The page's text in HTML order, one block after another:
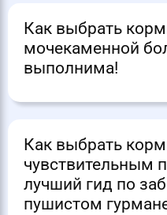
Как выбрать
мочекаменной
выполнима!
Как выбрать
чувствительным
лучший гид по
пушистом